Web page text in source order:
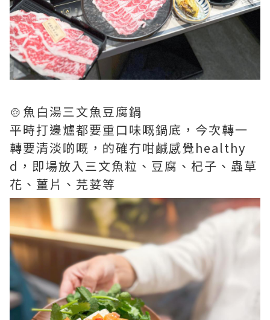
🍲魚白湯三文魚豆腐鍋
平時打邊爐都要重口味嘅鍋底，今次轉一
轉要清淡啲嘅，的確冇咁鹹感覺healthy
d，即場放入三文魚粒、豆腐、杞子、蟲草
花、薑片、芫荽等